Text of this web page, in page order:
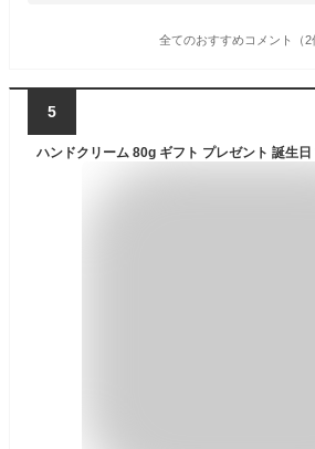
全てのおすすめコメント（2
5